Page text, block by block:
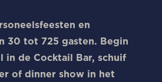
en
30 tot 725 gasten. Begin
in de Cocktail Bar, schuif
of dinner show in het